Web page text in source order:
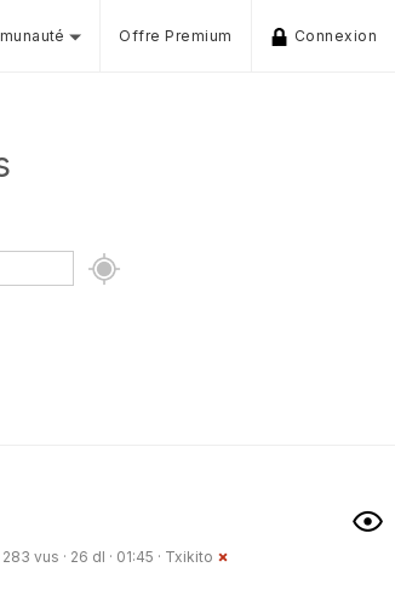
Offre Premium Connexion
vus · 26 dl · 01:45 · Txikito